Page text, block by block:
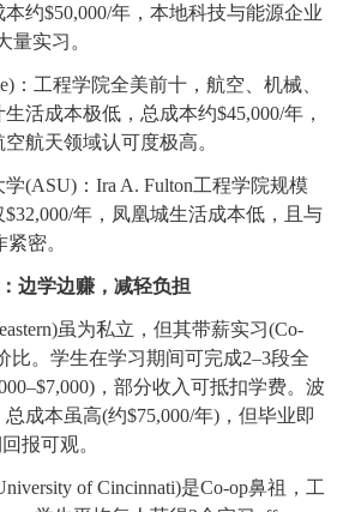
约$50,000/年，本地科技与能源企业
量实习。
工程学院全美前十，航空、机械、
活成本极低，总成本约$45,000/年，
航天领域认可度极高。
：Ira A. Fulton工程学院规模
年，凤凰城生活成本低，且与
密。
边学边赚，减轻负担
虽为私立，但其带薪实习(Co-
比。学生在学习期间可完成2–3段全
，部分收入可抵扣学费。波
成本虽高(约$75,000/年)，但毕业即
报可观。
of Cincinnati)是Co-op鼻祖，工